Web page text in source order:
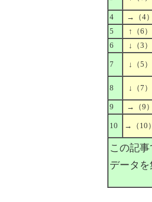
4 → （4）
5
↑ （6）
6
↓ （3）
7 ↓ （5）
8 ↓ （7）
9 → （9）
10 → （10）
この記
データ